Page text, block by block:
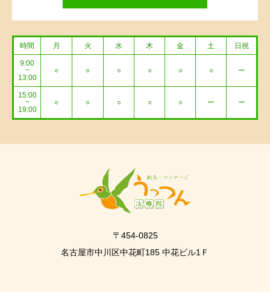
時間 月 火 水 木 金 土 日祝
9:00
~
13:00
○ ○ ○ ○ ○ ○ ー
15:00
~
19:00
○ ○ ○ ○ ○ ー ー
〒454-0825
名古屋市中川区中花町185 中花ビル1Ｆ